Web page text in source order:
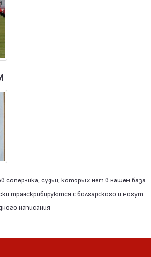
соперника, судьи, которых нет в нашем база
транскрибируются с болгарского и могут
написания